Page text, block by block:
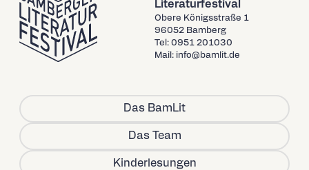
Literaturfestival
Obere Königsstraße 1
96052 Bamberg
Tel: 0951 201030
Mail: info@bamlit.de
Das BamLit
Das Team
Kinderlesungen